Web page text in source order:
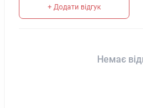
+ Додати відгук
Немає